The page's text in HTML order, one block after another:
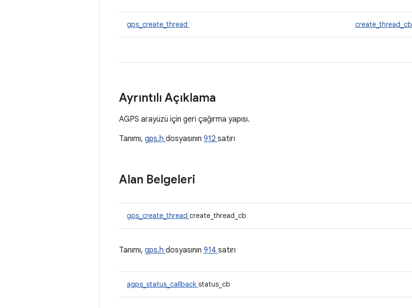
gps_create_thread create_thread_cb
Ayrıntılı Açıklama
AGPS arayüzü için geri çağırma yapısı.
Tanımı, gps.h dosyasının 912 satırı
Alan Belgeleri
gps_create_thread create_thread_cb
Tanımı, gps.h dosyasının 914 satırı
agps_status_callback status_cb